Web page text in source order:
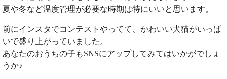
夏や冬など温度管理が必要な時期は特にいいと思います。
前にインスタでコンテストやってて、かわいい犬猫がいっぱ
いで盛り上がっていました。
あなたのおうちの子もSNSにアップしてみてはいかがでしょ
うか♪